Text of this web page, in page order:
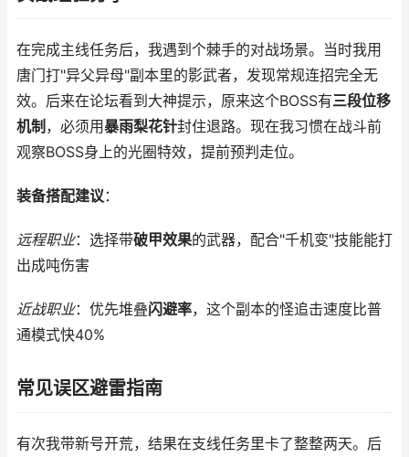
在完成主线任务后，我遇到个棘手的对战场景。当时我用
唐门打"异父异母"副本里的影武者，发现常规连招完全无
效。后来在论坛看到大神提示，原来这个BOSS有三段位移
机制 ，必须用暴雨梨花针封住退路。现在我习惯在战斗前
观察BOSS身上的光圈特效，提前预判走位。
装备搭配建议：
远程职业：选择带破甲效果的武器，配合"千机变"技能能打
出成吨伤害
近战职业：优先堆叠闪避率，这个副本的怪追击速度比普
通模式快40%
常见误区避雷指南
有次我带新号开荒，结果在支线任务里卡了整整两天。后